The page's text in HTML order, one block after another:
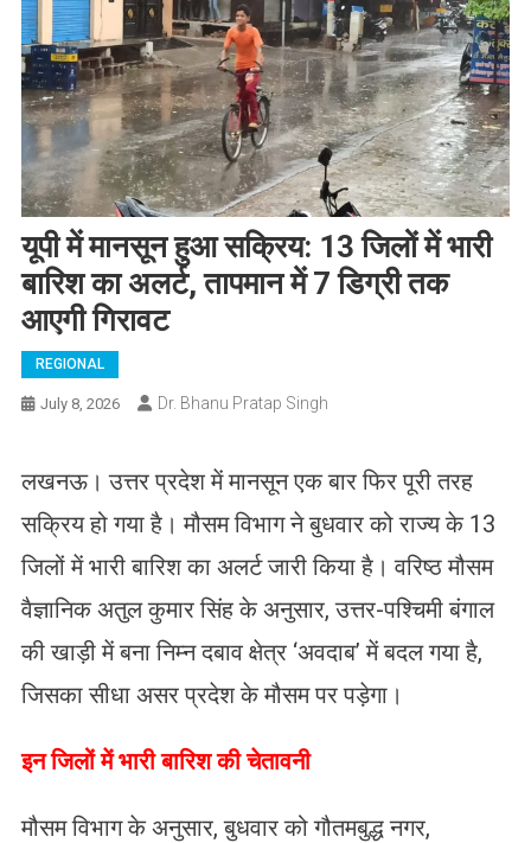
यूपी में मानसून हुआ सक्रिय: 13 जिलों में भारी
बारिश का अलर्ट, तापमान में 7 डिग्री तक
आएगी गिरावट
REGIONAL
July 8, 2026 Dr. Bhanu Pratap Singh
लखनऊ। उत्तर प्रदेश में मानसून एक बार फिर पूरी तरह
सक्रिय हो गया है। मौसम विभाग ने बुधवार को राज्य के 13
जिलों में भारी बारिश का अलर्ट जारी किया है। वरिष्ठ मौसम
वैज्ञानिक अतुल कुमार सिंह के अनुसार, उत्तर-पश्चिमी बंगाल
की खाड़ी में बना निम्न दबाव क्षेत्र ‘अवदाब’ में बदल गया है,
जिसका सीधा असर प्रदेश के मौसम पर पड़ेगा।
​इन जिलों में भारी बारिश की चेतावनी
मौसम विभाग के अनुसार, बुधवार को गौतमबुद्ध नगर,